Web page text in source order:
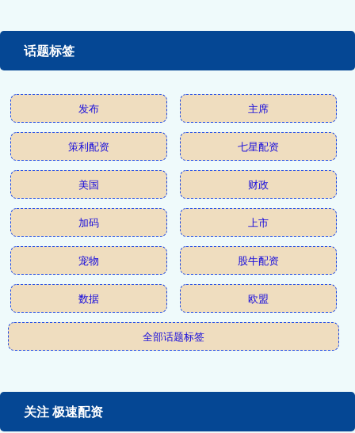
话题标签
发布 主席
策利配资 七星配资
美国 财政
加码 上市
宠物 股牛配资
数据 欧盟
全部话题标签
关注 极速配资